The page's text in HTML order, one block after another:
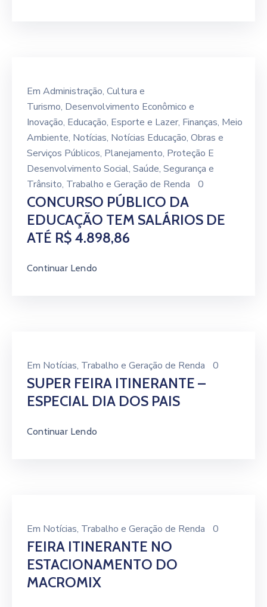
Em Administração‚ Cultura e
Turismo‚ Desenvolvimento Econômico e
Inovação‚ Educação‚ Esporte e Lazer‚ Finanças‚ Meio
Ambiente‚ Notícias‚ Notícias Educação‚ Obras e
Serviços Públicos‚ Planejamento‚ Proteção E
Desenvolvimento Social‚ Saúde‚ Segurança e
Trânsito‚ Trabalho e Geração de Renda 0
CONCURSO PÚBLICO DA
EDUCAÇÃO TEM SALÁRIOS DE
ATÉ R$ 4.898,86
Continuar Lendo
Em Notícias‚ Trabalho e Geração de Renda 0
SUPER FEIRA ITINERANTE –
ESPECIAL DIA DOS PAIS
Continuar Lendo
Em Notícias‚ Trabalho e Geração de Renda 0
FEIRA ITINERANTE NO
ESTACIONAMENTO DO
MACROMIX